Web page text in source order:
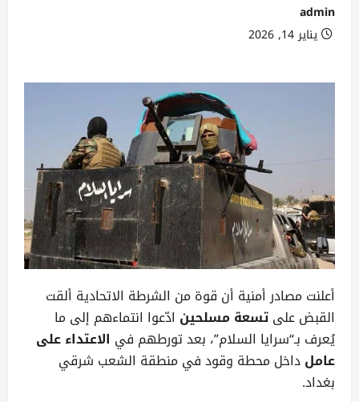
admin
يناير 14, 2026
أعلنت مصادر أمنية أن قوة من الشرطة الاتحادية ألقت
القبض علىتسعة مسلحين ادّعوا انتماءهم إلى ما
يُعرف بـ“سرايا السلام”، بعد تورطهم في الاعتداء على
عاملداخل محطة وقود في منطقة الشعب شرقي
بغداد.